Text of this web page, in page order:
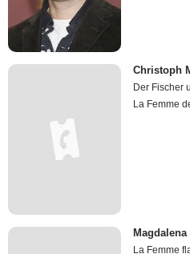
Christoph
Der Fischer
La Femme
La Femme